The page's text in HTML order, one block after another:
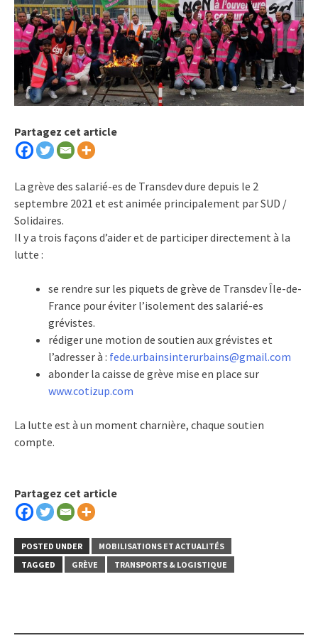
Partagez cet article
La grève des salarié-es de Transdev dure depuis le 2
septembre 2021 et est animée principalement par SUD /
Solidaires.
Il y a trois façons d’aider et de participer directement à la
lutte :
se rendre sur les piquets de grève de Transdev Île-de-
France pour éviter l’isolement des salarié-es
grévistes.
rédiger une motion de soutien aux grévistes et
l’adresser à : fede.urbainsinterurbains@gmail.com
abonder la caisse de grève mise en place sur
www.cotizup.com
La lutte est à un moment charnière, chaque soutien
compte.
Partagez cet article
POSTED UNDER
MOBILISATIONS ET ACTUALITÉS
TAGGED
GRÈVE TRANSPORTS & LOGISTIQUE